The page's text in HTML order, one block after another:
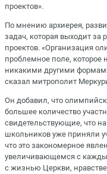
проектов».
По мнению архиерея,
задач, которая выходит за
проектов. «Организация
проблемное поле, которое
никакими другими
сказал митрополит
Он добавил, что
большее количество
свидетельствующие, что
школьников уже приняли
что это закономерное
увеличивающемся с
с жизнью Церкви,